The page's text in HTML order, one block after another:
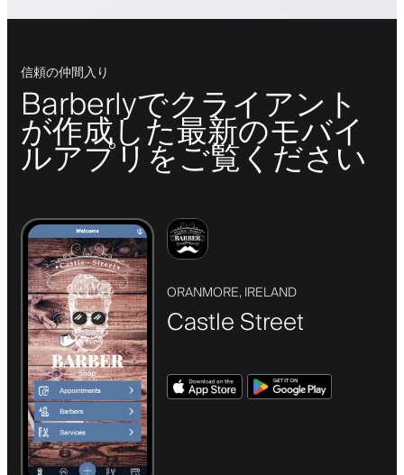
信頼の仲間入り
Barberlyでクライアント
が作成した最新のモバイ
ルアプリをご覧ください
ORANMORE, IRELAND
Castle Street